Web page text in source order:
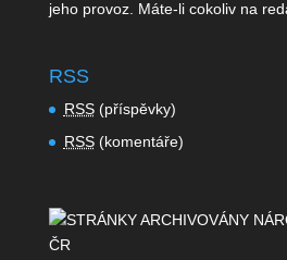
Redakce vytváří celkovou
RSS
RSS(příspěvky)